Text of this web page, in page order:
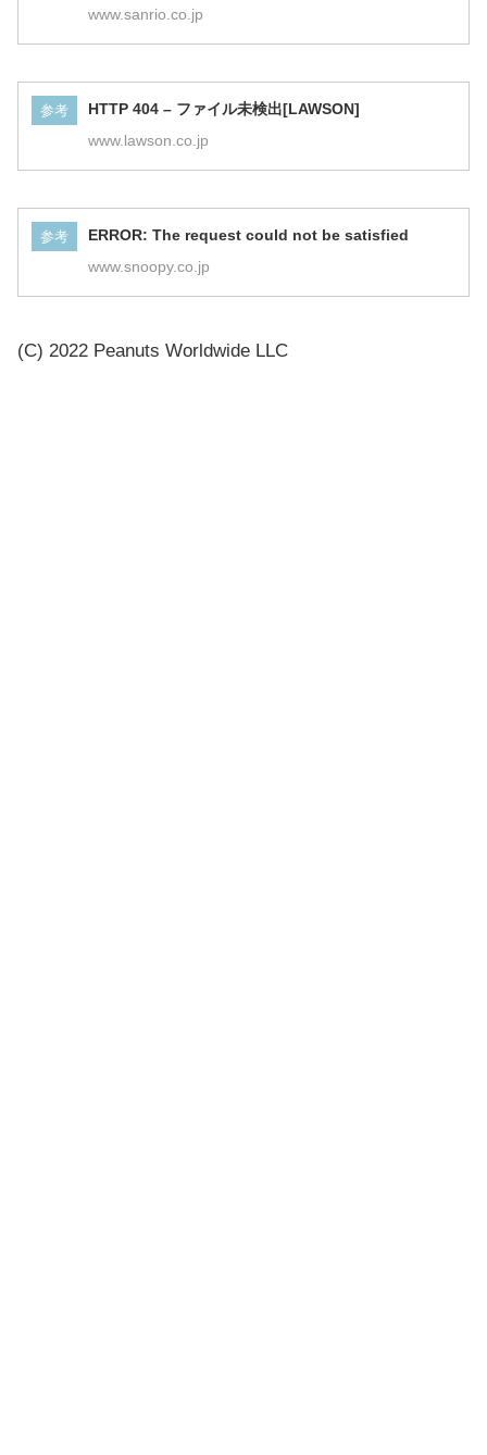
www.sanrio.co.jp
参考 HTTP 404 – ファイル未検出[LAWSON]
www.lawson.co.jp
参考 ERROR: The request could not be satisfied
www.snoopy.co.jp
(C) 2022 Peanuts Worldwide LLC